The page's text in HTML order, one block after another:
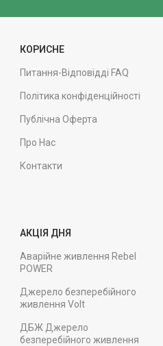
КОРИСНЕ
Питання-Відповідді FAQ
Політика конфіденційності
Публічна Оферта
Про Нас
Контакти
АКЦІЯ ДНЯ
Аварійне живлення Rebel
POWER
Джерело безперебійного
живлення Volt
ДБЖ Джерело
безперебійного живлення